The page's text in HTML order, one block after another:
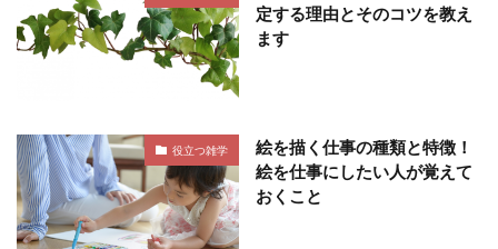
定する理由とそのコツを教え
ます
役立つ雑学
絵を描く仕事の種類と特徴！
絵を仕事にしたい人が覚えて
おくこと